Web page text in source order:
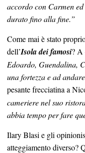
accordo con Carmen
durato fino alla fine.”
Come mai è stato
dell’Isola dei famosi? A
Edoardo, Guendalina,
una fortezza e ad
pesante frecciatina a
cameriere nel suo
abbia tempo per fare
Ilary Blasi e gli
atteggiamento diverso?